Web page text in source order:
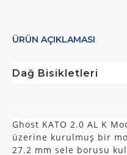
ÜRÜN AÇIKLAMASI
Dağ Bisikletleri
Ghost KATO 2.0 AL K
üzerine kurulmuş bir
27.2 mm sele borusu